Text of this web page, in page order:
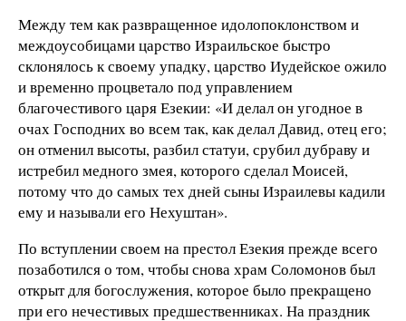
Между тем как развращенное идолопоклонством и
междоусобицами царство Израильское быстро
склонялось к своему упадку, царство Иудейское ожило
и временно процветало под управлением
благочестивого царя Езекии: «И делал он угодное в
очах Господних во всем так, как делал Давид, отец его;
он отменил высоты, разбил статуи, срубил дубраву и
истребил медного змея, которого сделал Моисей,
потому что до самых тех дней сыны Израилевы кадили
ему и называли его Нехуштан».
По вступлении своем на престол Езекия прежде всего
позаботился о том, чтобы снова храм Соломонов был
открыт для богослужения, которое было прекращено
при его нечестивых предшественниках. На праздник